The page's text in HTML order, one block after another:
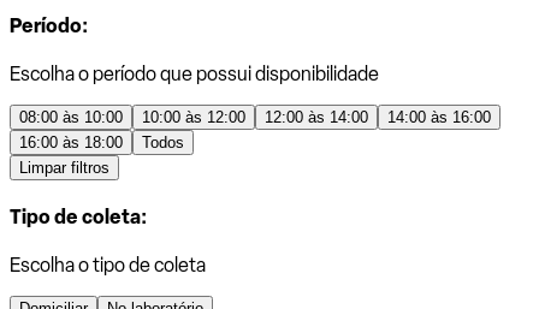
Período:
Escolha o período que possui disponibilidade
08:00 às 10:00 10:00 às 12:00 12:00 às 14:00
14:00 às 16:00
16:00 às 18:00
Todos
Limpar filtros
Tipo de coleta:
Escolha o tipo de coleta